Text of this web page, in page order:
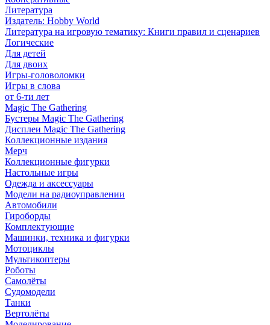
Литература
Издатель: Hobby World
Литература на игровую тематику: Книги правил и сценариев
Логические
Для детей
Для двоих
Игры-головоломки
Игры в слова
от 6-ти лет
Magic The Gathering
Бустеры Magic The Gathering
Дисплеи Magic The Gathering
Коллекционные издания
Мерч
Коллекционные фигурки
Настольные игры
Одежда и аксессуары
Модели на радиоуправлении
Автомобили
Гироборды
Комплектующие
Машинки, техника и фигурки
Мотоциклы
Мультикоптеры
Роботы
Самолёты
Судомодели
Танки
Вертолёты